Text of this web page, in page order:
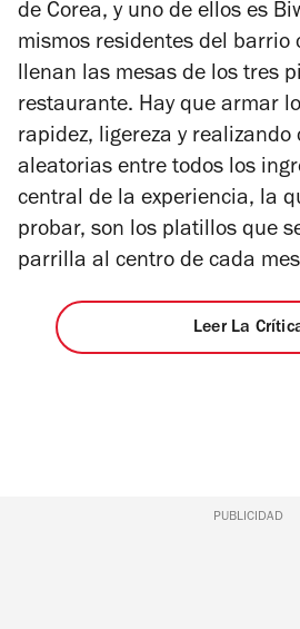
de Corea, y uno de ellos es
mismos residentes del barrio
llenan las mesas de los tres
restaurante. Hay que armar
rapidez, ligereza y realizando
aleatorias entre todos los
central de la experiencia, la
probar, son los platillos que
parrilla al centro de cada
Leer La
PUBLICIDAD